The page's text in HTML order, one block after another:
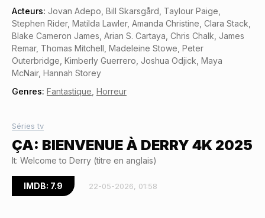
Acteurs: Jovan Adepo, Bill Skarsgård, Taylour Paige,
Stephen Rider, Matilda Lawler, Amanda Christine, Clara Stack,
Blake Cameron James, Arian S. Cartaya, Chris Chalk, James
Remar, Thomas Mitchell, Madeleine Stowe, Peter
Outerbridge, Kimberly Guerrero, Joshua Odjick, Maya
McNair, Hannah Storey
Genres: Fantastique Horreur
Séries tv
ÇA: BIENVENUE À DERRY 4K 2025
It: Welcome to Derry (titre en anglais)
IMDB: 7.9 22-05-2026, 01:58